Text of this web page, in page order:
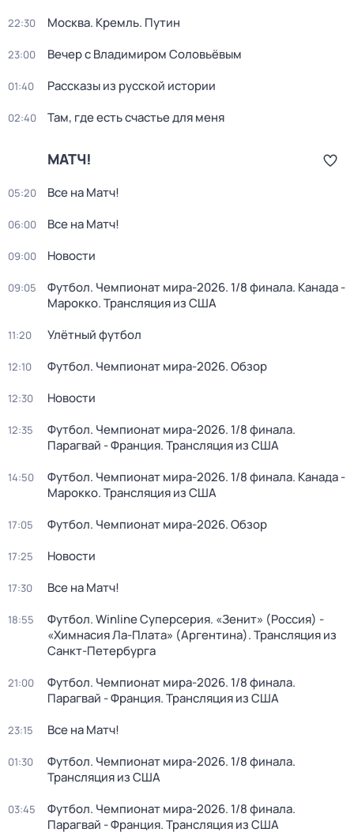
22:30 Москва. Кремль. Путин
23:00 Вечер с Владимиром Соловьёвым
01:40 Рассказы из русской истории
02:40 Там, где есть счастье для меня
МАТЧ!
05:20 Все на Матч!
06:00 Все на Матч!
09:00 Новости
09:05
Футбол. Чемпионат мира-2026. 1/8 финала. Канада -
Марокко. Трансляция из США
11:20 Улётный футбол
12:10 Футбол. Чемпионат мира-2026. Обзор
12:30 Новости
12:35
Футбол. Чемпионат мира-2026. 1/8 финала.
Парагвай - Франция. Трансляция из США
14:50
Футбол. Чемпионат мира-2026. 1/8 финала. Канада -
Марокко. Трансляция из США
17:05 Футбол. Чемпионат мира-2026. Обзор
17:25 Новости
17:30 Все на Матч!
18:55
Футбол. Winline Суперсерия. «Зенит» (Россия) -
«Химнасия Ла-Плата» (Аргентина). Трансляция из
Санкт-Петербурга
21:00
Футбол. Чемпионат мира-2026. 1/8 финала.
Парагвай - Франция. Трансляция из США
23:15 Все на Матч!
01:30
Футбол. Чемпионат мира-2026. 1/8 финала.
Трансляция из США
03:45
Футбол. Чемпионат мира-2026. 1/8 финала.
Парагвай - Франция. Трансляция из США